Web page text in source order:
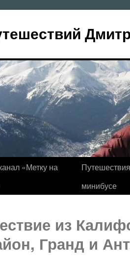
«Метку на
минибусе
из
Гранд и